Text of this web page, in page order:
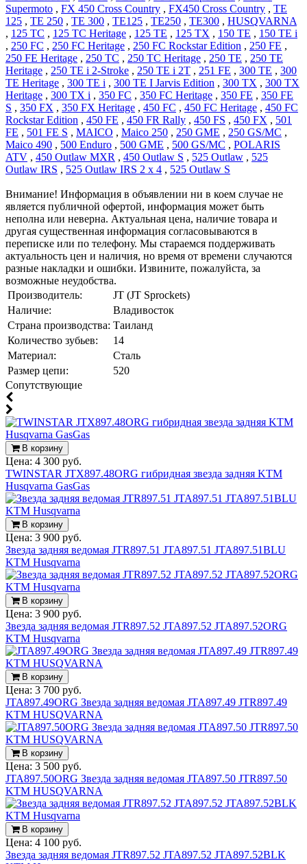
Supermoto , FX 450 Cross Country , FX450 Cross Country , TE
125 , TE 250 , TE 300 , TE125 , TE250 , TE300 , HUSQVARNA
, 125 TC , 125 TC Heritage , 125 TE , 125 TX , 150 TE , 150 TE i
, 250 FC , 250 FC Heritage , 250 FC Rockstar Edition , 250 FE ,
250 FE Heritage , 250 TC , 250 TC Heritage , 250 TE , 250 TE
Heritage , 250 TE i 2-Stroke , 250 TE i 2T , 251 FE , 300 TE , 300
TE Heritage , 300 TE i , 300 TE I Jarvis Edition , 300 TX , 300 TX
Heritage , 300 TX i , 350 FC , 350 FC Heritage , 350 FE , 350 FE
S , 350 FX , 350 FX Heritage , 450 FC , 450 FC Heritage , 450 FC
Rockstar Edition , 450 FE , 450 FR Rally , 450 FS , 450 FX , 501
FE , 501 FE S , MAICO , Maico 250 , 250 GME , 250 GS/MC ,
Maico 490 , 500 Enduro , 500 GME , 500 GS/MC , POLARIS
ATV , 450 Outlaw MXR , 450 Outlaw S , 525 Outlaw , 525
Outlaw IRS , 525 Outlaw IRS 2 x 4 , 525 Outlaw S
Внимание! Информация в объявлении ни в коем случае не
является публичной офертой, информация может быть
неполна или неверна. Актуальная цена, наличие товара и
другая существенная информация согласовываются в
переписке или по телефону. Мы стараемся поддерживать
актуальность цен и наличия, но время от времени случаются
разные накладки и ошибки. Извините, пожалуйста, за
возможные неудобства.
Производитель:
JT (JT Sprockets)
Наличие:
Владивосток
Страна производства: Таиланд
Количество зубьев:
14
Материал:
Сталь
Размер цепи:
520
Cопутствующие
В корзину
Цена: 4 300 руб.
TWINSTAR JTX897.48ORG гибридная звезда задняя KTM
Husqvarna GasGas
В корзину
Цена: 3 900 руб.
Звезда задняя ведомая JTR897.51 JTA897.51 JTA897.51BLU
KTM Husqvarna
В корзину
Цена: 3 900 руб.
Звезда задняя ведомая JTR897.52 JTA897.52 JTA897.52ORG
KTM Husqvarna
В корзину
Цена: 3 700 руб.
JTA897.49ORG Звезда задняя ведомая JTA897.49 JTR897.49
KTM HUSQVARNA
В корзину
Цена: 3 500 руб.
JTA897.50ORG Звезда задняя ведомая JTA897.50 JTR897.50
KTM HUSQVARNA
В корзину
Цена: 4 100 руб.
Звезда задняя ведомая JTR897.52 JTA897.52 JTA897.52BLK